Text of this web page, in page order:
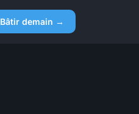
Bâtir demain →